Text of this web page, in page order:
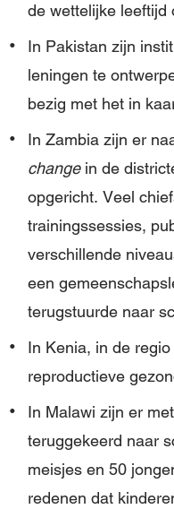
de wettelijke leeftijd
In Pakistan zijn
leningen te
bezig met het in
In Zambia zijn er
changein de
opgericht. Veel
trainingssessies,
verschillende
een
terugstuurde naar
In Kenia, in de
reproductieve
In Malawi zijn er
teruggekeerd naar
meisjes en 50
redenen dat